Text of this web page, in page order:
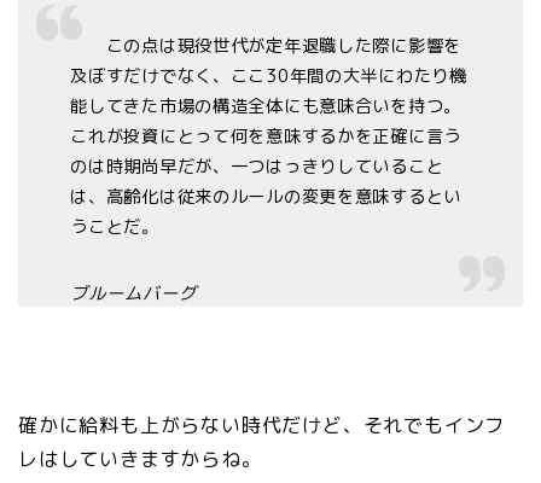
この点は現役世代が定年退職した際に影響を
及ぼすだけでなく、ここ30年間の大半にわたり機
能してきた市場の構造全体にも意味合いを持つ。
これが投資にとって何を意味するかを正確に言う
のは時期尚早だが、一つはっきりしていること
は、高齢化は従来のルールの変更を意味するとい
うことだ。
ブルームバーグ
確かに給料も上がらない時代だけど、それでもインフ
レはしていきますからね。